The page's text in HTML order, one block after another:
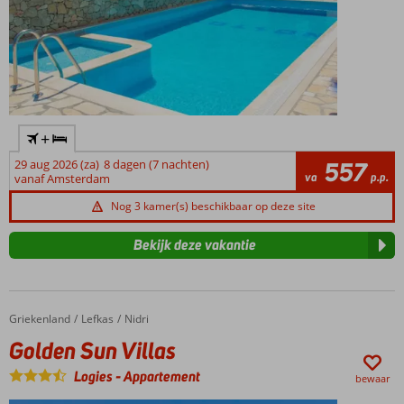
+
29 aug 2026 (za) 8 dagen (7 nachten)
vanaf Amsterdam
va 557 p.p.
Nog 3 kamer(s) beschikbaar op deze site
Bekijk deze vakantie
Home
Griekenland Lefkas Nidri
Golden Sun Villas
Golden Sun Villas
Logies-Appartement bewaar